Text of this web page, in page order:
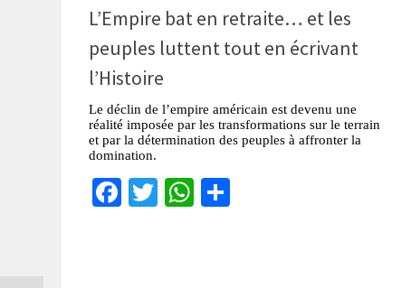
L’Empire bat en retraite… et les
peuples luttent tout en écrivant
l’Histoire
Le déclin de l’empire américain est devenu une
réalité imposée par les transformations sur le terrain
et par la détermination des peuples à affronter la
domination.
Facebook
TwitterWhatsApp